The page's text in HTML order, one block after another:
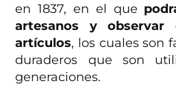
en 1837, en el que
artesanos y observar
artículos, los cuales son
duraderos que son
generaciones.